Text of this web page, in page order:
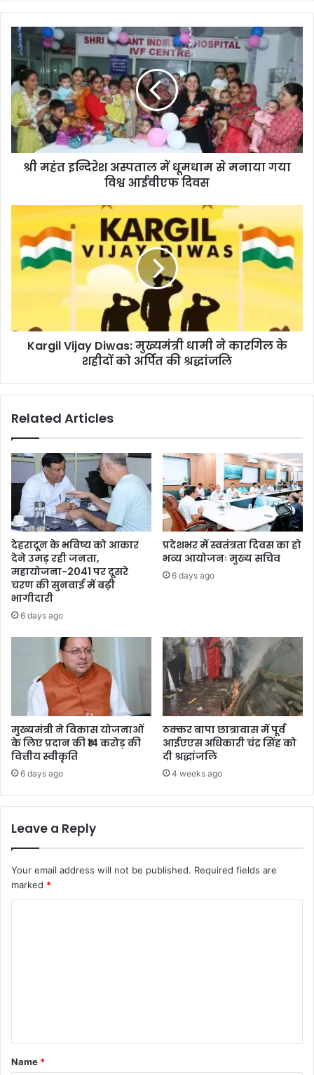
श्री महंत इन्दिरेश अस्पताल में धूमधाम से मनाया गया
विश्व आईवीएफ दिवस
Kargil Vijay Diwas: मुख्यमंत्री धामी ने कारगिल के
शहीदों को अर्पित की श्रद्धांजलि
Related Articles
देहरादून के भविष्य को आकार
देने उमड़ रही जनता,
महायोजना-2041 पर दूसरे
चरण की सुनवाई में बढ़ी
भागीदारी
6 days ago
प्रदेशभर में स्वतंत्रता दिवस का हो
भव्य आयोजनः मुख्य सचिव
6 days ago
मुख्यमंत्री ने विकास योजनाओं
के लिए प्रदान की ₹14 करोड़ की
वित्तीय स्वीकृति
6 days ago
ठक्कर बापा छात्रावास में पूर्व
आईएएस अधिकारी चंद्र सिंह को
दी श्रद्धांजलि
4 weeks ago
Leave a Reply
Your email address will not be published. Required fields are
marked *
*
Name *